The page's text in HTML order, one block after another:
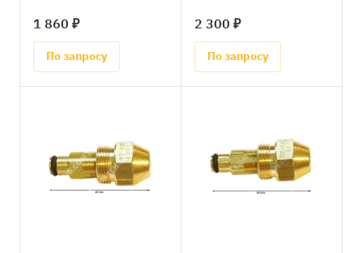
1 860 ₽
По запросу
2 300 ₽
По запросу